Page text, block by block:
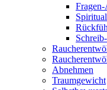
Abnehmen
Traumgewicht